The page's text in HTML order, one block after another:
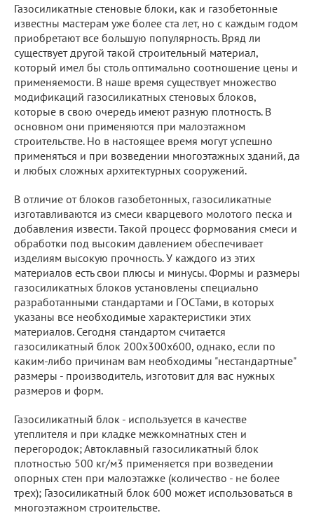
Газосиликатные стеновые блоки, как и газобетонные
известны мастерам уже более ста лет, но с каждым годом
приобретают все большую популярность. Вряд ли
существует другой такой строительный материал,
который имел бы столь оптимально соотношение цены и
применяемости. В наше время существует множество
модификаций газосиликатных стеновых блоков,
которые в свою очередь имеют разную плотность. В
основном они применяются при малоэтажном
строительстве. Но в настоящее время могут успешно
применяться и при возведении многоэтажных зданий, да
и любых сложных архитектурных сооружений.
В отличие от блоков газобетонных, газосиликатные
изготавливаются из смеси кварцевого молотого песка и
добавления извести. Такой процесс формования смеси и
обработки под высоким давлением обеспечивает
изделиям высокую прочность. У каждого из этих
материалов есть свои плюсы и минусы. Формы и размеры
газосиликатных блоков установлены специально
разработанными стандартами и ГОСТами, в которых
указаны все необходимые характеристики этих
материалов. Сегодня стандартом считается
газосиликатный блок 200х300х600, однако, если по
каким-либо причинам вам необходимы "нестандартные"
размеры - производитель, изготовит для вас нужных
размеров и форм.
Газосиликатный блок - используется в качестве
утеплителя и при кладке межкомнатных стен и
перегородок; Автоклавный газосиликатный блок
плотностью 500 кг/м3 применяется при возведении
опорных стен при малоэтажке (количество - не более
трех); Газосиликатный блок 600 может использоваться в
многоэтажном строительстве.